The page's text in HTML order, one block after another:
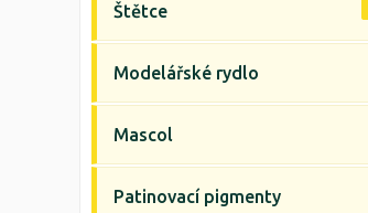
Štětce
Modelářské rydlo
Mascol
Patinovací pigmenty